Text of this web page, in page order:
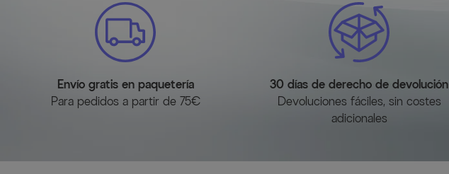
Envío gratis en paquetería
Para pedidos a partir de 75€
30 días de derecho de devolución
Devoluciones fáciles, sin costes
adicionales